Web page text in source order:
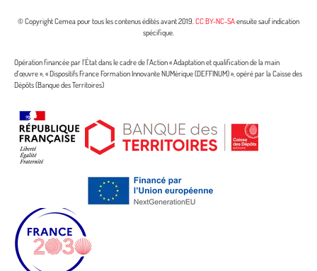
© Copyright Cemea pour tous les contenus édités avant 2019.CC BY-NC-SAensuite sauf indication
spécifique.
Opération financée par l’État dans le cadre de l’Action « Adaptation et qualification de la main
d’œuvre », « Dispositifs France Formation Innovante NUMérique (DEFFINUM) », opéré par la Caisse des
Dépôts (Banque des Territoires)